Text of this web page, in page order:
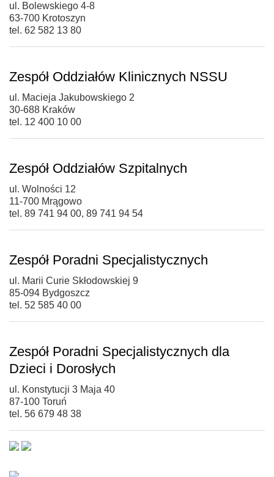
ul. Bolewskiego 4-8
63-700 Krotoszyn
tel. 62 582 13 80
Zespół Oddziałów Klinicznych NSSU
ul. Macieja Jakubowskiego 2
30-688 Kraków
tel. 12 400 10 00
Zespół Oddziałów Szpitalnych
ul. Wolności 12
11-700 Mrągowo
tel. 89 741 94 00, 89 741 94 54
Zespół Poradni Specjalistycznych
ul. Marii Curie Skłodowskiej 9
85-094 Bydgoszcz
tel. 52 585 40 00
Zespół Poradni Specjalistycznych dla
Dzieci i Dorosłych
ul. Konstytucji 3 Maja 40
87-100 Toruń
tel. 56 679 48 38